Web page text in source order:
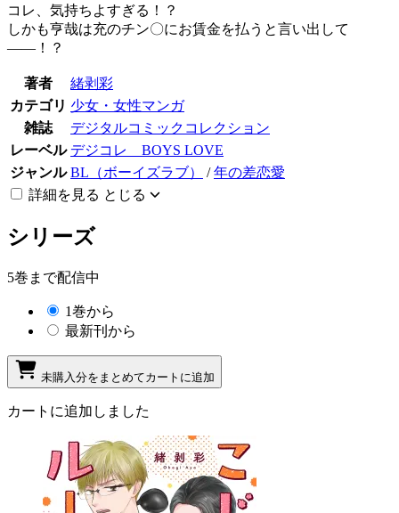
コレ、気持ちよすぎる！？
しかも亨哉は充のチン〇にお賃金を払うと言い出して
――！？
著者
緒剥彩
カテゴリ 少女・女性マンガ
雑誌
デジタルコミックコレクション
レーベル デジコレ BOYS LOVE
ジャンル BL（ボーイズラブ） /年の差恋愛
詳細を見る とじる
シリーズ
5巻まで配信中
1巻から
最新刊から
未購入分をまとめてカートに追加
カートに追加しました